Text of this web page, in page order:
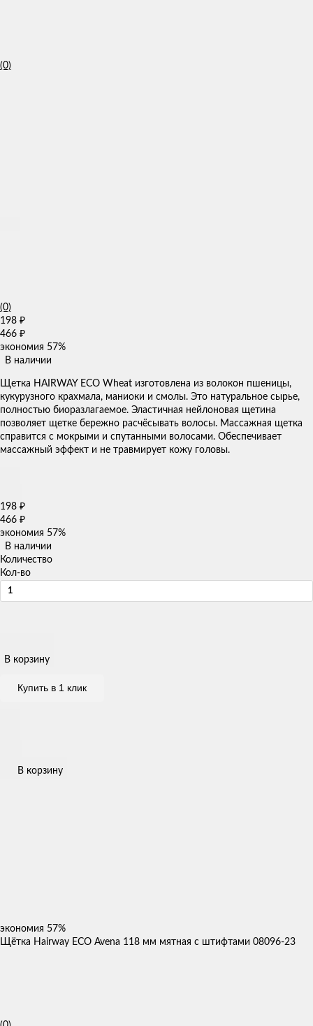
(0)
(0)
198 ₽
466 ₽
экономия 57%
В наличии
Щетка HAIRWAY ECO Wheat изготовлена из волокон пшеницы,
кукурузного крахмала, маниоки и смолы. Это натуральное сырье,
полностью биоразлагаемое. Эластичная нейлоновая щетина
позволяет щетке бережно расчёсывать волосы. Массажная щетка
справится с мокрыми и спутанными волосами. Обеспечивает
массажный эффект и не травмирует кожу головы.
198 ₽
466 ₽
экономия 57%
В наличии
Количество
Кол-во
В корзину
Купить в 1 клик
В корзину
экономия 57%
Щётка Hairway ECO Avena 118 мм мятная с штифтами 08096-23